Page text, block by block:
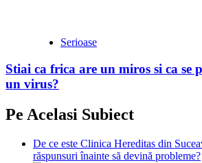
Serioase
Stiai ca frica are un miros si ca se
un virus?
Pe Acelasi Subiect
De ce este Clinica Hereditas din
răspunsuri înainte să devină probleme?